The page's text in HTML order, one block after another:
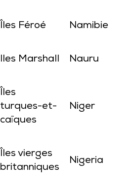
Îles Féroé Namibie
Iles Marshall Nauru
Îles
turques-et-
caïques
Niger
Îles vierges
britanniques
Nigeria